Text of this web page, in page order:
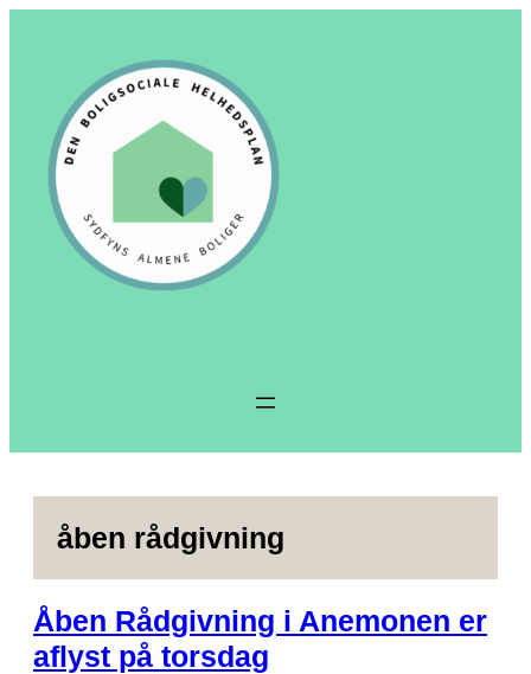
åben rådgivning
Åben Rådgivning i Anemonen er
aflyst på torsdag